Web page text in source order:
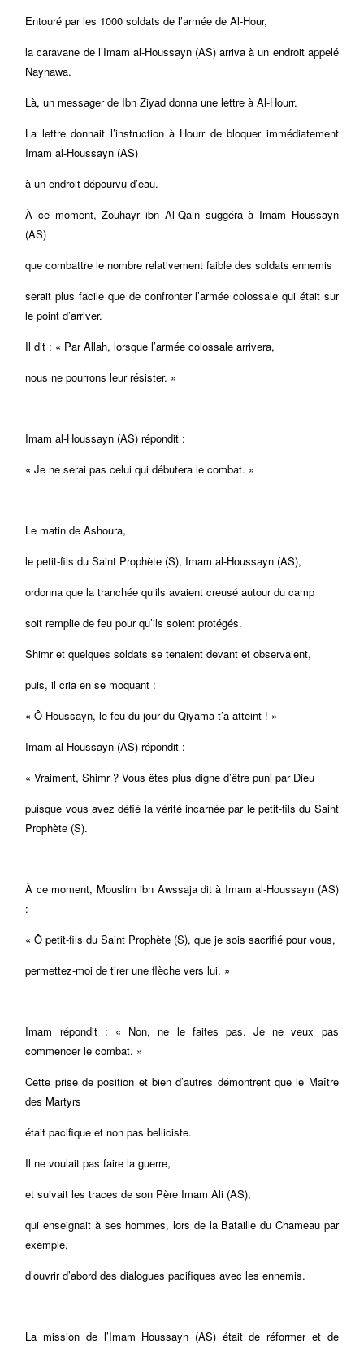
Entouré par les 1000 soldats de l’armée de Al-Hour,
la caravane de l’Imam al-Houssayn (AS) arriva à un endroit appelé
Naynawa.
Là, un messager de Ibn Ziyad donna une lettre à Al-Hourr.
La lettre donnait l’instruction à Hourr de bloquer immédiatement
Imam al-Houssayn (AS)
à un endroit dépourvu d’eau.
À ce moment, Zouhayr ibn Al-Qain suggéra à Imam Houssayn
(AS)
que combattre le nombre relativement faible des soldats ennemis
serait plus facile que de confronter l’armée colossale qui était sur
le point d’arriver.
Il dit : « Par Allah, lorsque l’armée colossale arrivera,
nous ne pourrons leur résister. »
Imam al-Houssayn (AS) répondit :
« Je ne serai pas celui qui débutera le combat. »
Le matin de Ashoura,
le petit-fils du Saint Prophète (S), Imam al-Houssayn (AS),
ordonna que la tranchée qu’ils avaient creusé autour du camp
soit remplie de feu pour qu’ils soient protégés.
Shimr et quelques soldats se tenaient devant et observaient,
puis, il cria en se moquant :
« Ô Houssayn, le feu du jour du Qiyama t’a atteint ! »
Imam al-Houssayn (AS) répondit :
« Vraiment, Shimr ? Vous êtes plus digne d’être puni par Dieu
puisque vous avez défié la vérité incarnée par le petit-fils du Saint
Prophète (S).
À ce moment, Mouslim ibn Awssaja dit à Imam al-Houssayn (AS)
:
« Ô petit-fils du Saint Prophète (S), que je sois sacrifié pour vous,
permettez-moi de tirer une flèche vers lui. »
Imam répondit : « Non, ne le faites pas. Je ne veux pas
commencer le combat. »
Cette prise de position et bien d’autres démontrent que le Maître
des Martyrs
était pacifique et non pas belliciste.
Il ne voulait pas faire la guerre,
et suivait les traces de son Père Imam Ali (AS),
qui enseignait à ses hommes, lors de la Bataille du Chameau par
exemple,
d’ouvrir d’abord des dialogues pacifiques avec les ennemis.
La mission de l’Imam Houssayn (AS) était de réformer et de